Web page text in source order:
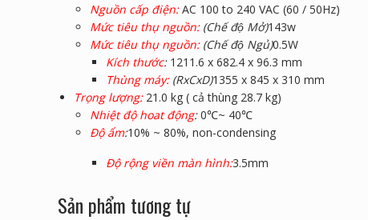
Nguồn cấp điện:AC 100 to 240 VAC (60 / 50Hz)
Mức tiêu thụ nguồn:(Chế độ Mở)143w
Mức tiêu thụ nguồn:(Chế độ Ngủ)0.5W
Kích thước: 1211.6 x 682.4 x 96.3 mm
Thùng máy:(RxCxD)1355 x 845 x 310 mm
Trọng lượng: 21.0 kg ( cả thùng 28.7 kg)
Nhiệt độ hoat động:0℃~ 40℃
Độ ẩm:10% ~ 80%, non-condensing
Độ rộng viền màn hình:3.5mm
Sản phẩm tương tự